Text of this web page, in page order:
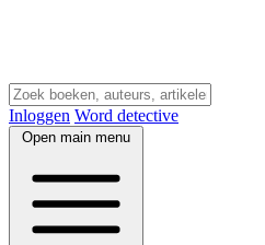
Inloggen Word detective
Open main menu